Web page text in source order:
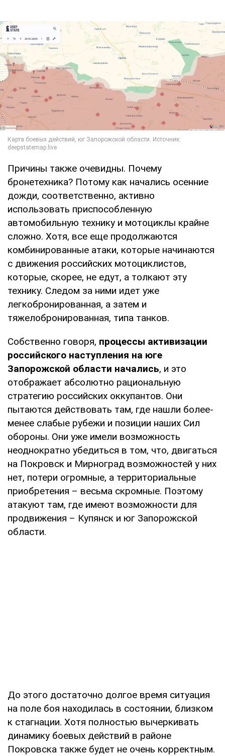
Причины также очевидны. Почему
бронетехника? Потому как начались осенние
дожди, соответственно, активно
использовать приспособленную
автомобильную технику и мотоциклы крайне
сложно. Хотя, все еще продолжаются
комбинированные атаки, которые начинаются
с движения российских мотоциклистов,
которые, скорее, не едут, а толкают эту
технику. Следом за ними идет уже
легкобронированная, а затем и
тяжелобронированная, типа танков.
Собственно говоря, процессы активизации
российского наступления на юге
Запорожской области начались, и это
отображает абсолютно рациональную
стратегию российских оккупантов. Они
пытаются действовать там, где нашли более-
менее слабые рубежи и позиции наших Сил
обороны. Они уже имели возможность
неоднократно убедиться в том, что, двигаться
на Покровск и Мирноград возможностей у них
нет, потери огромные, а территориальные
приобретения – весьма скромные. Поэтому
атакуют там, где имеют возможности для
продвижения – Купянск и юг Запорожской
области.
До этого достаточно долгое время ситуация
на поле боя находилась в состоянии, близком
к стагнации. Хотя полностью вычеркивать
динамику боевых действий в районе
Покровска также будет не очень корректным.